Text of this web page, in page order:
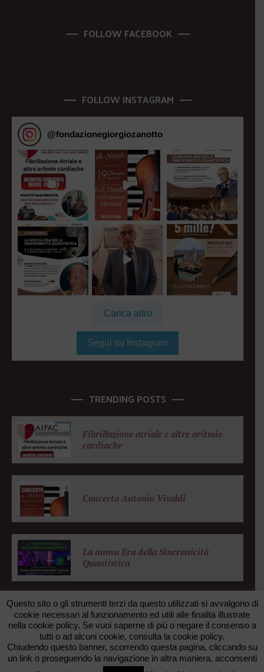
FOLLOW FACEBOOK
FOLLOW INSTAGRAM
@fondazionegiorgiozanotto
Carica altro
Segui su Instagram
TRENDING POSTS
Fibrillazione atriale e altre aritmie
cardiache
Concerto Antonio Vivaldi
La nuova Era della Sincronicità
Quantistica
© 2026 FONDAZIONE ZANOTTO. All rights reserved. •
FAXUNO WEB AGENCY
Questo sito o gli strumenti terzi da questo utilizzati si avvalgono di
cookie necessari al funzionamento ed utili alle finalità illustrate
nella cookie policy. Se vuoi saperne di più o negare il consenso a
tutti o ad alcuni cookie, consulta la cookie policy.
Chiudendo questo banner, scorrendo questa pagina, cliccando su
un link o proseguendo la navigazione in altra maniera, acconsenti